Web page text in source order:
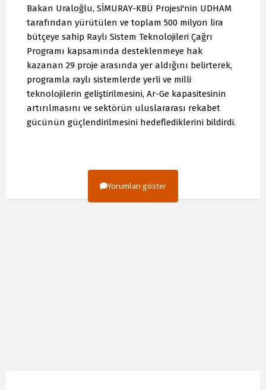
Bakan Uraloğlu, SİMURAY-KBÜ Projesi'nin UDHAM
tarafından yürütülen ve toplam 500 milyon lira
bütçeye sahip Raylı Sistem Teknolojileri Çağrı
Programı kapsamında desteklenmeye hak
kazanan 29 proje arasında yer aldığını belirterek,
programla raylı sistemlerde yerli ve milli
teknolojilerin geliştirilmesini, Ar-Ge kapasitesinin
artırılmasını ve sektörün uluslararası rekabet
gücünün güçlendirilmesini hedeflediklerini bildirdi.
Yorumları göster